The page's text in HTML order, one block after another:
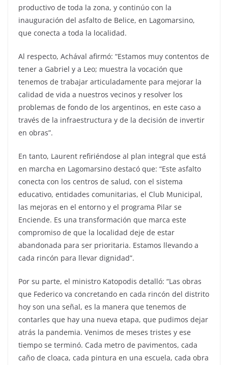
productivo de toda la zona, y continúo con la
inauguración del asfalto de Belice, en Lagomarsino,
que conecta a toda la localidad.
Al respecto, Achával afirmó: “Estamos muy contentos de
tener a Gabriel y a Leo; muestra la vocación que
tenemos de trabajar articuladamente para mejorar la
calidad de vida a nuestros vecinos y resolver los
problemas de fondo de los argentinos, en este caso a
través de la infraestructura y de la decisión de invertir
en obras”.
En tanto, Laurent refiriéndose al plan integral que está
en marcha en Lagomarsino destacó que: “Este asfalto
conecta con los centros de salud, con el sistema
educativo, entidades comunitarias, el Club Municipal,
las mejoras en el entorno y el programa Pilar se
Enciende. Es una transformación que marca este
compromiso de que la localidad deje de estar
abandonada para ser prioritaria. Estamos llevando a
cada rincón para llevar dignidad”.
Por su parte, el ministro Katopodis detalló: “Las obras
que Federico va concretando en cada rincón del distrito
hoy son una señal, es la manera que tenemos de
contarles que hay una nueva etapa, que pudimos dejar
atrás la pandemia. Venimos de meses tristes y ese
tiempo se terminó. Cada metro de pavimentos, cada
caño de cloaca, cada pintura en una escuela, cada obra